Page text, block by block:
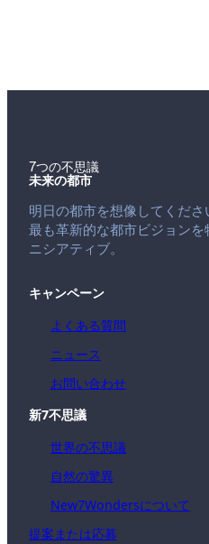
7つの不思議
未来の都市
明日の都市を想像してくだ
最も革新的な都市ビジョン
ニシアティブ。
キャンペーン
よくある質問
ニュース
お問い合わせ
新7不思議
世界の不思議
自然の驚異
New7Wondersについて
提案または応募